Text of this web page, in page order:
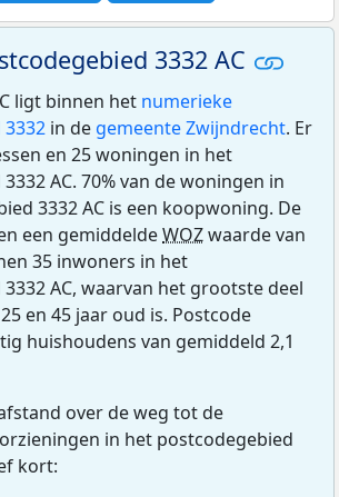
3332 AC
ligt binnen het numerieke
in de gemeente Zwijndrecht. Er
en 25 woningen in het
AC. 70% van de woningen in
3332 AC is een koopwoning. De
een gemiddeldeWOZwaarde van
35 inwoners in het
AC, waarvan het grootste deel
en 45 jaar oud is. Postcode
huishoudens van gemiddeld 2,1
over de weg tot de
in het postcodegebied
kort: